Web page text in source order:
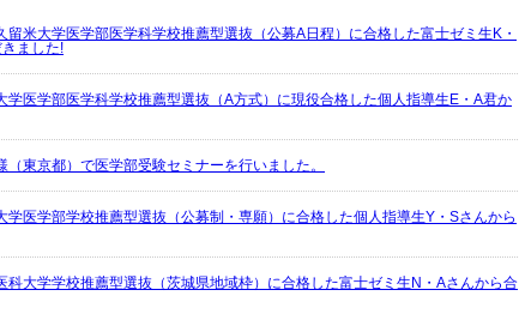
留米大学医学部医学科学校推薦型選抜（公募A日程）に合格した富士ゼミ生K・
ました!
学医学部医学科学校推薦型選抜（A方式）に現役合格した個人指導生E・A君か
東京都）で医学部受験セミナーを行いました。
学医学部学校推薦型選抜（公募制・専願）に合格した個人指導生Y・Sさんから
科大学学校推薦型選抜（茨城県地域枠）に合格した富士ゼミ生N・Aさんから合